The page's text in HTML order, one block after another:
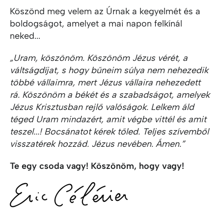
Köszönd meg velem az Úrnak a kegyelmét és a
boldogságot, amelyet a mai napon felkínál
neked...
„Uram, köszönöm. Köszönöm Jézus vérét, a
váltságdíjat, s hogy bűneim súlya nem nehezedik
többé vállaimra, mert Jézus vállaira nehezedett
rá. Köszönöm a békét és a szabadságot, amelyek
Jézus Krisztusban rejlő valóságok. Lelkem áld
téged Uram mindazért, amit végbe vittél és amit
teszel...! Bocsánatot kérek tőled. Teljes szívemből
visszatérek hozzád. Jézus nevében. Ámen.”
Te egy csoda vagy! Köszönöm, hogy vagy!